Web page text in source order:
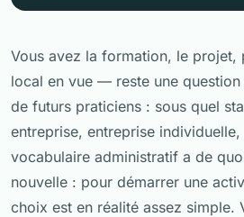
Vous avez la formation, le projet,
local en vue — reste une
de futurs praticiens : sous quel
entreprise, entreprise
vocabulaire administratif a de
nouvelle : pour démarrer une
choix est en réalité assez simple.